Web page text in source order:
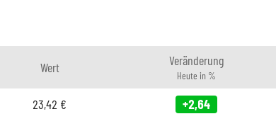
Wert Veränderung
Heute in %
23,42 € +2,64